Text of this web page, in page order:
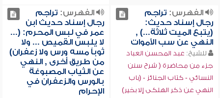
الفهرس: تراجم
رجال إسناد حديث:
(يتبع الميت ثلاثة...) ,
النهي عن سب الأموات
للشيخ: عبد المحسن العباد
جزء من محاضرة ( شرح سنن
النسائي - كتاب الجنائز - (باب
النهي عن ذكر الهلكى إلا بخير)
الفهرس: تراجم
رجال إسناد حديث ابن
عمر في لبس المحرم: (...
لا يلبس القميص ... ولا
ثوباً مسه ورس ولا زعفران)
من طريق أخرى , النهي
عن الثياب المصبوغة
بالورس والزعفران في
الإحرام